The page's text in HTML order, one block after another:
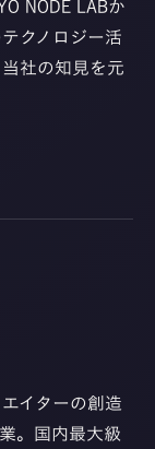
NODE LABか
クノロジー活
社の知見を元
イターの創造
。国内最大級